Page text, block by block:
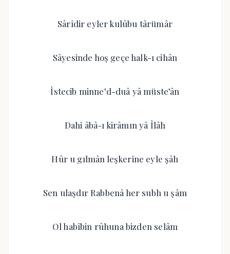
Sârîdir eyler kulûbu târümâr
Sâyesinde hoş geçe halk-ı cihân
İstecib minne’d-duâ yâ müste’ân
Dahi âbâ-ı kirâmın yâ İlâh
Hûr u gılmân leşkerine eyle şâh
Sen ulaşdır Rabbenâ her subh u şâm
Ol habîbin rûhuna bizden selâm